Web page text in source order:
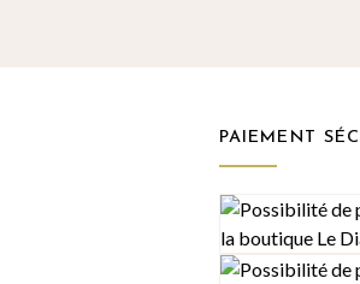
PAIEMENT